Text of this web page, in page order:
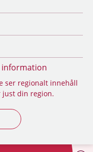
information
ser regionalt innehåll
just din region.